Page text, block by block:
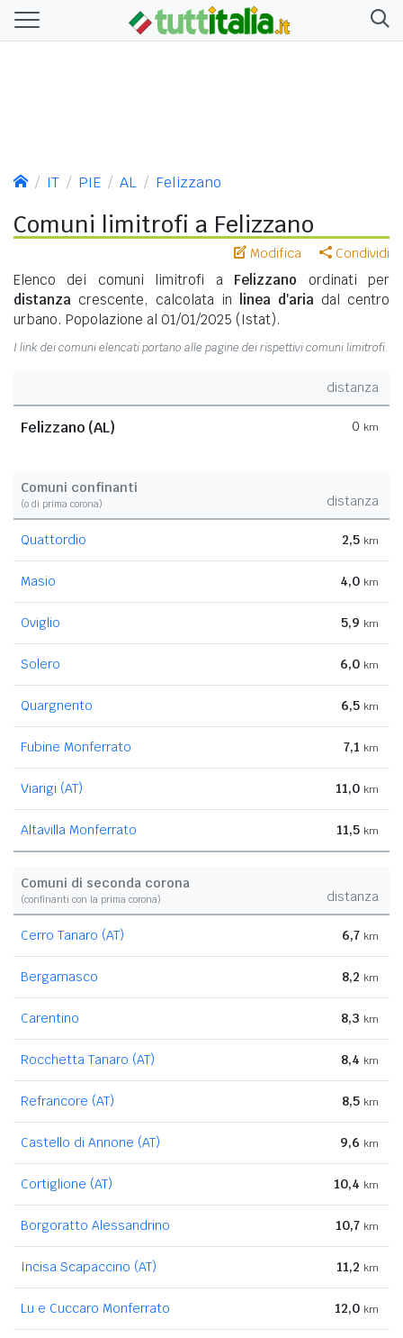
IT PIE AL Felizzano
Comuni limitrofi a Felizzano
Modifica Condividi
Elenco dei comuni limitrofi a Felizzano ordinati per
distanza crescente, calcolata in linea d'aria dal centro
urbano. Popolazione al 01/01/2025 (Istat).
I link dei comuni elencati portano alle pagine dei rispettivi comuni limitrofi.
distanza
Felizzano (AL) 0 km
Comuni confinanti
(o di prima corona) distanza
Quattordio 2,5 km
Masio 4,0 km
Oviglio 5,9 km
Solero 6,0 km
Quargnento 6,5 km
Fubine Monferrato 7,1 km
Viarigi (AT) 11,0 km
Altavilla Monferrato 11,5 km
Comuni di seconda corona
(confinanti con la prima corona) distanza
Cerro Tanaro (AT) 6,7 km
Bergamasco 8,2 km
Carentino 8,3 km
Rocchetta Tanaro (AT) 8,4 km
Refrancore (AT) 8,5 km
Castello di Annone (AT) 9,6 km
Cortiglione (AT) 10,4 km
Borgoratto Alessandrino 10,7 km
Incisa Scapaccino (AT) 11,2 km
Lu e Cuccaro Monferrato 12,0 km